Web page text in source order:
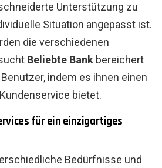
Unterstützung zu
Situation angepasst ist.
die verschiedenen
Beliebte Bank bereichert
indem es ihnen einen
bietet.
für ein einzigartiges
Bedürfnisse und